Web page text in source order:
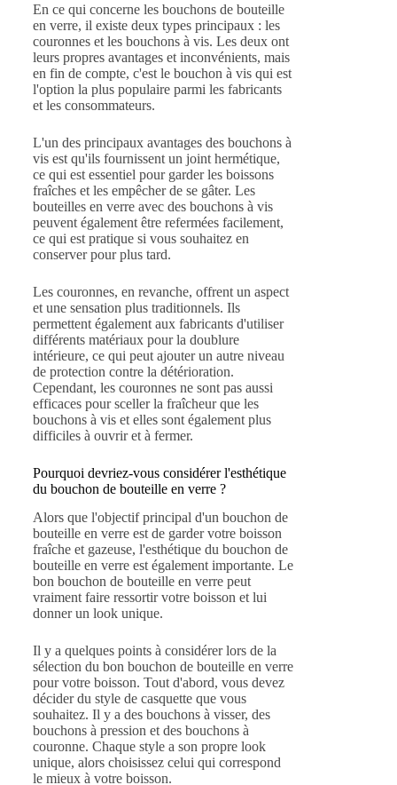
En ce qui concerne les bouchons de bouteille
en verre, il existe deux types principaux : les
couronnes et les bouchons à vis. Les deux ont
leurs propres avantages et inconvénients, mais
en fin de compte, c'est le bouchon à vis qui est
l'option la plus populaire parmi les fabricants
et les consommateurs.
L'un des principaux avantages des bouchons à
vis est qu'ils fournissent un joint hermétique,
ce qui est essentiel pour garder les boissons
fraîches et les empêcher de se gâter. Les
bouteilles en verre avec des bouchons à vis
peuvent également être refermées facilement,
ce qui est pratique si vous souhaitez en
conserver pour plus tard.
Les couronnes, en revanche, offrent un aspect
et une sensation plus traditionnels. Ils
permettent également aux fabricants d'utiliser
différents matériaux pour la doublure
intérieure, ce qui peut ajouter un autre niveau
de protection contre la détérioration.
Cependant, les couronnes ne sont pas aussi
efficaces pour sceller la fraîcheur que les
bouchons à vis et elles sont également plus
difficiles à ouvrir et à fermer.
Pourquoi devriez-vous considérer l'esthétique
du bouchon de bouteille en verre ?
Alors que l'objectif principal d'un bouchon de
bouteille en verre est de garder votre boisson
fraîche et gazeuse, l'esthétique du bouchon de
bouteille en verre est également importante. Le
bon bouchon de bouteille en verre peut
vraiment faire ressortir votre boisson et lui
donner un look unique.
Il y a quelques points à considérer lors de la
sélection du bon bouchon de bouteille en verre
pour votre boisson. Tout d'abord, vous devez
décider du style de casquette que vous
souhaitez. Il y a des bouchons à visser, des
bouchons à pression et des bouchons à
couronne. Chaque style a son propre look
unique, alors choisissez celui qui correspond
le mieux à votre boisson.